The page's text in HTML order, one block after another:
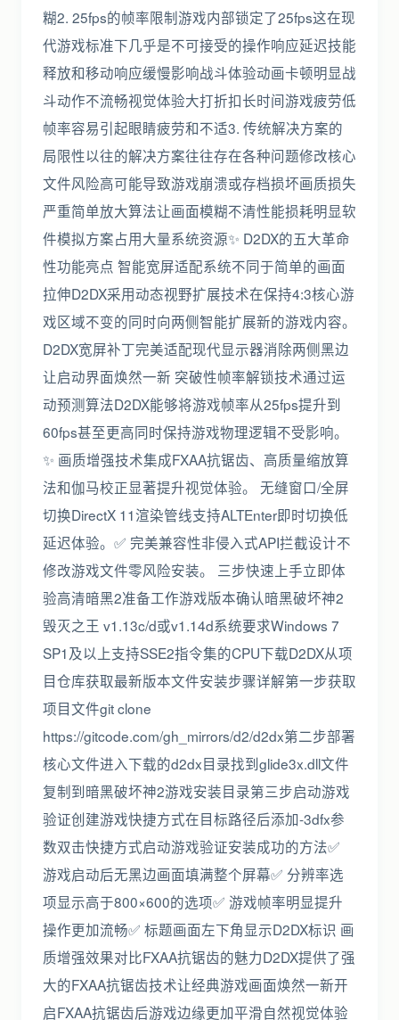
糊2. 25fps的帧率限制游戏内部锁定了25fps这在现
代游戏标准下几乎是不可接受的操作响应延迟技能
释放和移动响应缓慢影响战斗体验动画卡顿明显战
斗动作不流畅视觉体验大打折扣长时间游戏疲劳低
帧率容易引起眼睛疲劳和不适3. 传统解决方案的
局限性以往的解决方案往往存在各种问题修改核心
文件风险高可能导致游戏崩溃或存档损坏画质损失
严重简单放大算法让画面模糊不清性能损耗明显软
件模拟方案占用大量系统资源✨ D2DX的五大革命
性功能亮点️ 智能宽屏适配系统不同于简单的画面
拉伸D2DX采用动态视野扩展技术在保持4:3核心游
戏区域不变的同时向两侧智能扩展新的游戏内容。
D2DX宽屏补丁完美适配现代显示器消除两侧黑边
让启动界面焕然一新 突破性帧率解锁技术通过运
动预测算法D2DX能够将游戏帧率从25fps提升到
60fps甚至更高同时保持游戏物理逻辑不受影响。
✨ 画质增强技术集成FXAA抗锯齿、高质量缩放算
法和伽马校正显著提升视觉体验。 无缝窗口/全屏
切换DirectX 11渲染管线支持ALTEnter即时切换低
延迟体验。✅ 完美兼容性非侵入式API拦截设计不
修改游戏文件零风险安装。 三步快速上手立即体
验高清暗黑2准备工作游戏版本确认暗黑破坏神2
毁灭之王 v1.13c/d或v1.14d系统要求Windows 7
SP1及以上支持SSE2指令集的CPU下载D2DX从项
目仓库获取最新版本文件安装步骤详解第一步获取
项目文件git clone
https://gitcode.com/gh_mirrors/d2/d2dx第二步部署
核心文件进入下载的d2dx目录找到glide3x.dll文件
复制到暗黑破坏神2游戏安装目录第三步启动游戏
验证创建游戏快捷方式在目标路径后添加-3dfx参
数双击快捷方式启动游戏验证安装成功的方法✅
游戏启动后无黑边画面填满整个屏幕✅ 分辨率选
项显示高于800×600的选项✅ 游戏帧率明显提升
操作更加流畅✅ 标题画面左下角显示D2DX标识 画
质增强效果对比FXAA抗锯齿的魅力D2DX提供了强
大的FXAA抗锯齿技术让经典游戏画面焕然一新开
启FXAA抗锯齿后游戏边缘更加平滑自然视觉体验